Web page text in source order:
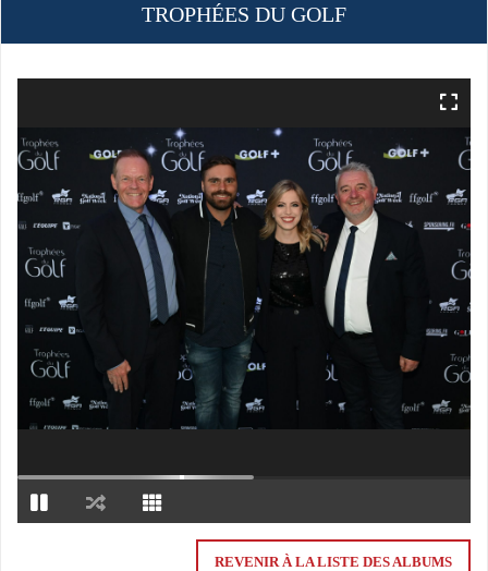
TROPHÉES DU GOLF
REVENIR À LA LISTE DES ALBUMS